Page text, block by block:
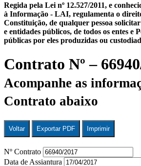
Regida pela Lei nº 12.527/2011, e
à Informação - LAI, regulamenta o
Constituição, de qualquer pessoa
e entidades públicos, de todos os entes e
públicas por eles produzidas ou
Contrato Nº –
Acompanhe as
Contrato abaixo
Voltar Exportar PDF Imprimir
Nº Contrato
Data de Assiantura